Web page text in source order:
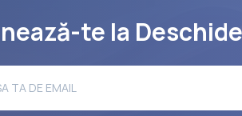
te la